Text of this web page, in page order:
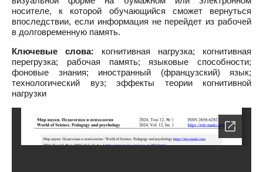
носителе, к которой обучающийся сможет вернуться
впоследствии, если информация не перейдет из рабочей
в долговременную память.
Ключевые слова: когнитивная нагрузка; когнитивная
перегрузка; рабочая память; языковые способности;
фоновые знания; иностранный (французский) язык;
технологический вуз; эффекты теории когнитивной
нагрузки